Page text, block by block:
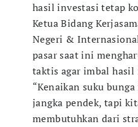
hasil investasi tetap
Ketua Bidang
Negeri &
pasar saat ini
taktis agar imbal hasil
“Kenaikan suku
jangka pendek, tapi
membutuhkan dari